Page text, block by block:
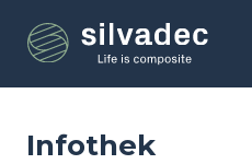
zum
Inhalt
Infothek